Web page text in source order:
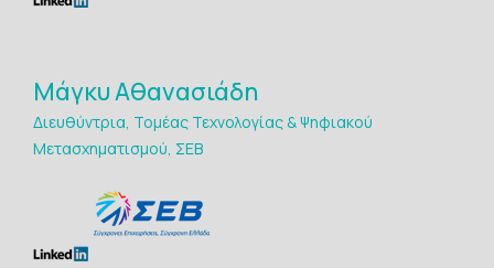
Μάγκυ Αθανασιάδη
Διευθύντρια, Τομέας Τεχνολογίας & Ψηφιακού
Μετασχηματισμού, ΣΕΒ